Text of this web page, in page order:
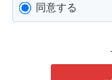
同意する